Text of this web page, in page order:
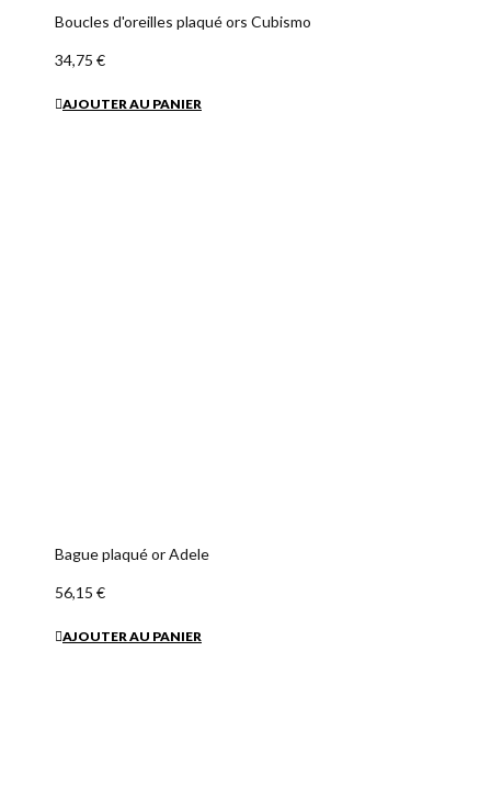
Boucles d'oreilles plaqué ors Cubismo
34,75 €
AJOUTER AU PANIER
Bague plaqué or Adele
56,15 €
AJOUTER AU PANIER